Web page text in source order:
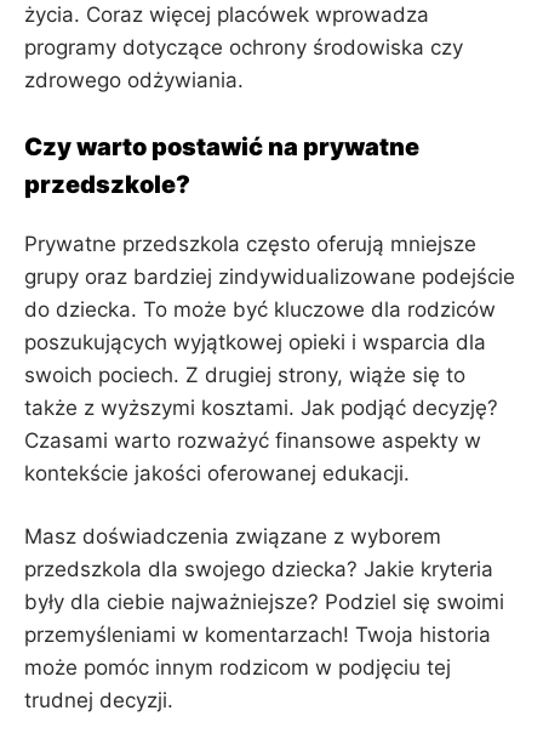
życia. Coraz więcej placówek wprowadza
programy dotyczące ochrony środowiska czy
zdrowego odżywiania.
Czy warto postawić na prywatne
przedszkole?
Prywatne przedszkola często oferują mniejsze
grupy oraz bardziej zindywidualizowane podejście
do dziecka. To może być kluczowe dla rodziców
poszukujących wyjątkowej opieki i wsparcia dla
swoich pociech. Z drugiej strony, wiąże się to
także z wyższymi kosztami. Jak podjąć decyzję?
Czasami warto rozważyć finansowe aspekty w
kontekście jakości oferowanej edukacji.
Masz doświadczenia związane z wyborem
przedszkola dla swojego dziecka? Jakie kryteria
były dla ciebie najważniejsze? Podziel się swoimi
przemyśleniami w komentarzach! Twoja historia
może pomóc innym rodzicom w podjęciu tej
trudnej decyzji.